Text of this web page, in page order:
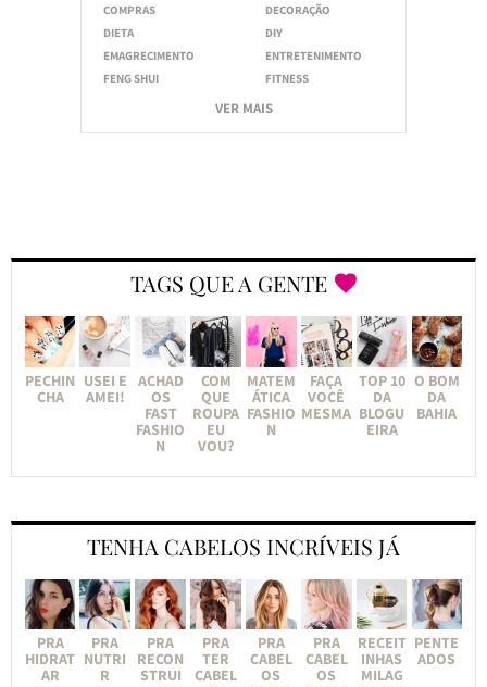
COMPRAS
DECORAÇÃO
DIETA
DIY
EMAGRECIMENTO
ENTRETENIMENTO
FENG SHUI
FITNESS
VER MAIS
TAGS QUE A GENTE
PECHIN
CHA
USEI E
AMEI!
ACHAD
OS
FAST
FASHIO
N
COM
QUE
ROUPA
EU
VOU?
MATEM
ÁTICA
FASHIO
N
FAÇA
VOCÊ
MESMA
TOP 10
DA
BLOGU
EIRA
O BOM
DA
BAHIA
TENHA CABELOS INCRÍVEIS JÁ
PRA
HIDRAT
AR
PRA
NUTRI
R
PRA
RECON
STRUI
PRA
TER
CABEL
PRA
CABEL
OS
PRA
CABEL
OS
RECEIT
INHAS
MILAG
PENTE
ADOS